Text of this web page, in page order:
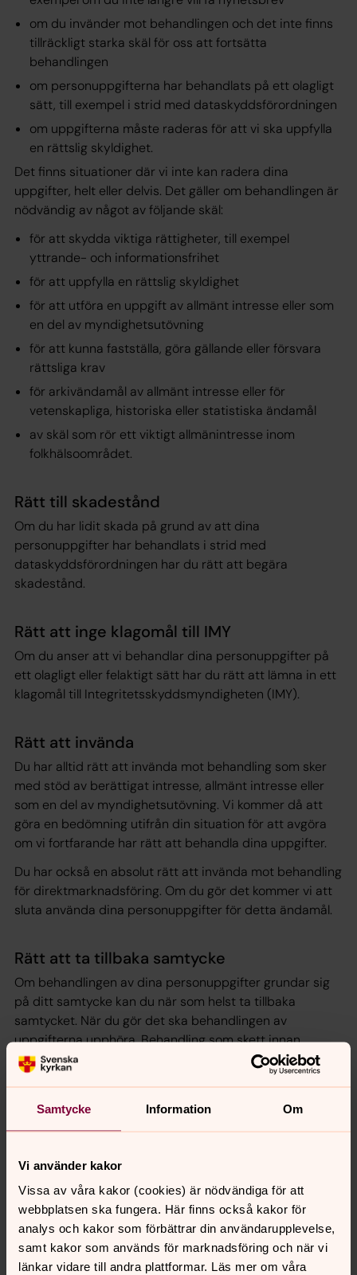
Samtycke Information Om
Vi använder kakor
Vissa av våra kakor (cookies) är nödvändiga för att
webbplatsen ska fungera. Här finns också kakor för
analys och kakor som förbättrar din användarupplevelse,
samt kakor som används för marknadsföring och när vi
länkar vidare till andra plattformar. Läs mer om våra
om du invänder mot behandlingen och det inte finns
tillräckligt starka skäl för oss att fortsätta
behandlingen
om personuppgifterna har behandlats på ett olagligt
sätt, till exempel i strid med dataskyddsförordningen
om uppgifterna måste raderas för att vi ska uppfylla
en rättslig skyldighet.
Det finns situationer där vi inte kan radera dina
uppgifter, helt eller delvis. Det gäller om behandlingen är
nödvändig av något av följande skäl:
för att skydda viktiga rättigheter, till exempel
yttrande- och informationsfrihet
för att uppfylla en rättslig skyldighet
för att utföra en uppgift av allmänt intresse eller som
en del av myndighetsutövning
för att kunna fastställa, göra gällande eller försvara
rättsliga krav
för arkivändamål av allmänt intresse eller för
vetenskapliga, historiska eller statistiska ändamål
av skäl som rör ett viktigt allmänintresse inom
folkhälsoområdet.
Rätt till skadestånd
Om du har lidit skada på grund av att dina
personuppgifter har behandlats i strid med
dataskyddsförordningen har du rätt att begära
skadestånd.
Rätt att inge klagomål till IMY
Om du anser att vi behandlar dina personuppgifter på
ett olagligt eller felaktigt sätt har du rätt att lämna in ett
klagomål till Integritetsskyddsmyndigheten (IMY).
Rätt att invända
Du har alltid rätt att invända mot behandling som sker
med stöd av berättigat intresse, allmänt intresse eller
som en del av myndighetsutövning. Vi kommer då att
göra en bedömning utifrån din situation för att avgöra
om vi fortfarande har rätt att behandla dina uppgifter.
Du har också en absolut rätt att invända mot behandling
för direktmarknadsföring. Om du gör det kommer vi att
sluta använda dina personuppgifter för detta ändamål.
Rätt att ta tillbaka samtycke
Om behandlingen av dina personuppgifter grundar sig
på ditt samtycke kan du när som helst ta tillbaka
samtycket. När du gör det ska behandlingen av
uppgifterna upphöra. Behandling som skett innan
samtycket togs tillbaka ses dock fortfarande som laglig.
Rätt att flytta dina personuppgifter
(”dataportabilitet”)
exempel i ett IT-system, och behandlingen grundar sig
på samtycke eller avtal samt uppgifterna har samlats in
direkt från dig, har du rätt till dataportabilitet. Det
innebär att du kan begära att få ut dina personuppgifter
i ett strukturerat, allmänt använt och maskinläsbart
format och, om det är tekniskt möjligt, få dem överförda